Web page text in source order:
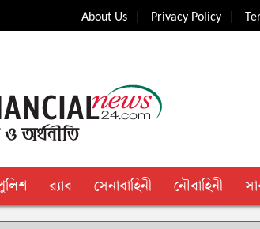
About Us| Privacy Policy|
র‍্যাব সেনাবাহিনী নৌবাহিনী